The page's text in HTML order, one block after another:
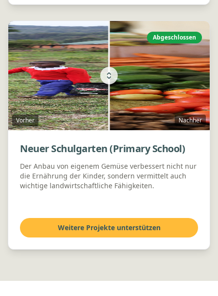
Vorher Nachher
Abgeschlossen
Neuer Schulgarten (Primary School)
Der Anbau von eigenem Gemüse verbessert nicht nur
die Ernährung der Kinder, sondern vermittelt auch
wichtige landwirtschaftliche Fähigkeiten.
Weitere Projekte unterstützen